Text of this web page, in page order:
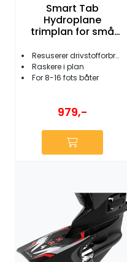
Smart Tab
Hydroplane
trimplan for små
Resuserer drivstofforbruk
Raskere i plan
For 8-16 fots båter
979,-